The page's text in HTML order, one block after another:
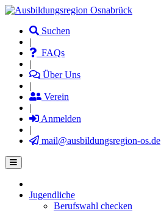
Direkt
Inhalt
Suchen
|
FAQs
|
Über Uns
|
Verein
|
Anmelden
|
mail@ausbildungsregion-os.de
MainJugendliche
Berufswahl checken